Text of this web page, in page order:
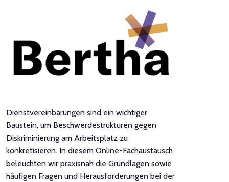
Dienstvereinbarungen sind ein wichtiger
Baustein, um Beschwerdestrukturen gegen
Diskriminierung am Arbeitsplatz zu
konkretisieren. In diesem Online-Fachaustausch
beleuchten wir praxisnah die Grundlagen sowie
häufigen Fragen und Herausforderungen bei der